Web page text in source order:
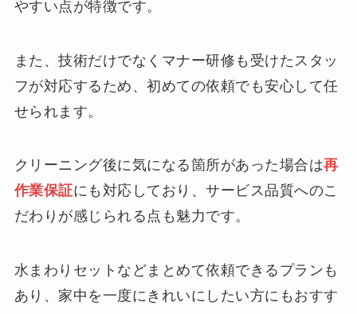
やすい点が特徴です。
また、技術だけでなくマナー研修も受けたスタッ
フが対応するため、初めての依頼でも安心して任
せられます。
クリーニング後に気になる箇所があった場合は再
作業保証にも対応しており、サービス品質へのこ
だわりが感じられる点も魅力です。
水まわりセットなどまとめて依頼できるプランも
あり、家中を一度にきれいにしたい方にもおすす